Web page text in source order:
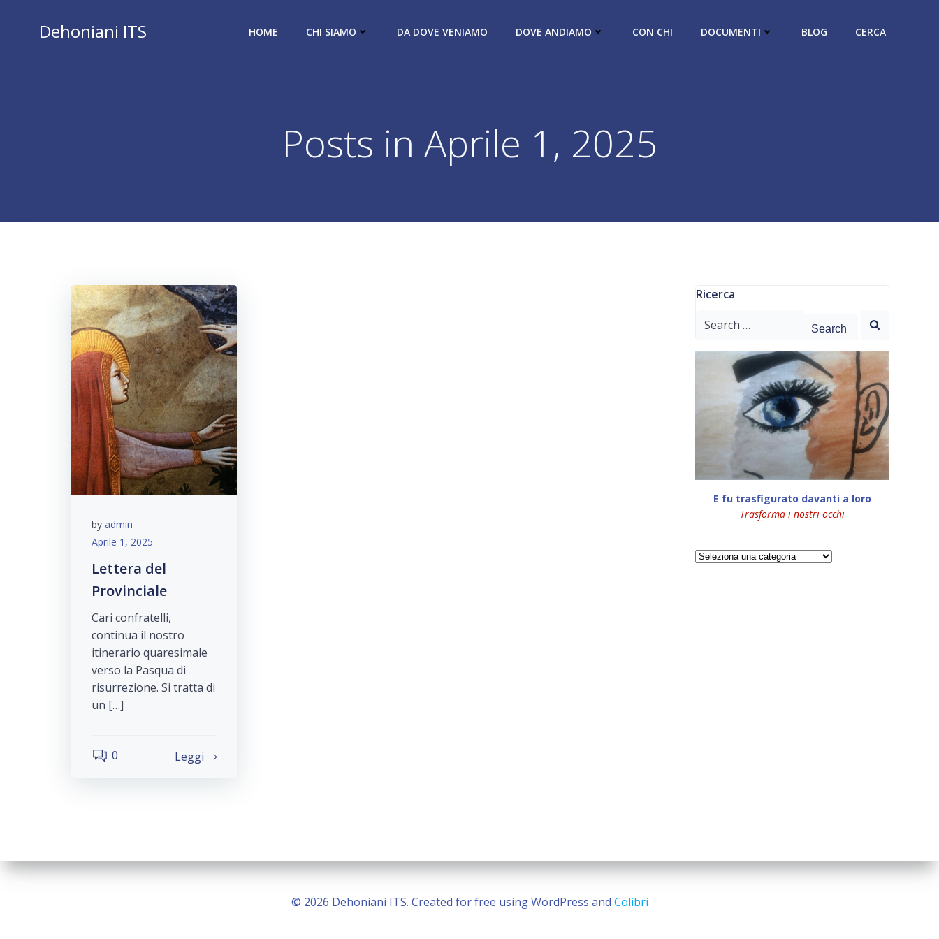
contenutoDehoniani ITS HOME CHI SIAMO DA DOVE VENIAMO DOVE ANDIAMO CON CHI DOCUMENTI BLOG CERCA
Posts in Aprile 1, 2025
by admin
Aprile 1, 2025
Lettera del
Provinciale
Cari confratelli,
continua il nostro
itinerario quaresimale
verso la Pasqua di
risurrezione. Si tratta di
un […]
0 Leggi
Ricerca
Search
E fu trasfigurato davanti a loro
Trasforma i nostri occhi
Categorie
© 2026 Dehoniani ITS. Created for free using WordPress and Colibri